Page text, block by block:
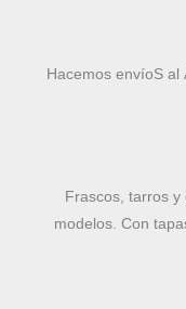
Hacemos envíoS al
Frascos, tarros
modelos. Con